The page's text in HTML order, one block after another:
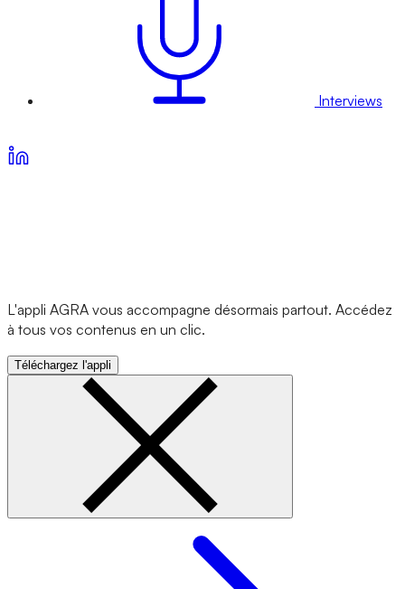
Interviews
L'appli AGRA vous accompagne désormais partout. Accédez
à tous vos contenus en un clic.
Téléchargez l'appli